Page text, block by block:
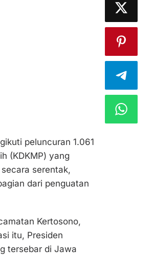
peluncuran 1.061
(KDKMP) yang
serentak,
dari penguatan
Kertosono,
itu, Presiden
tersebar di Jawa